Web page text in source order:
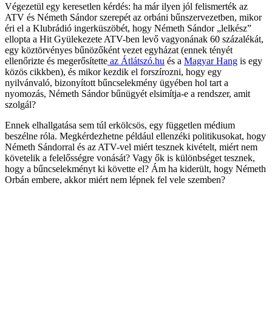
Végezetül egy keresetlen kérdés: ha már ilyen jól felismerték az
ATV és Németh Sándor szerepét az orbáni bűnszervezetben, mikor
éri el a Klubrádió ingerküszöbét, hogy Németh Sándor „lelkész”
ellopta a Hit Gyülekezete ATV-ben levő vagyonának 60 százalékát,
egy köztörvényes bűnözőként vezet egyházat (ennek tényét
ellenőrizte és megerősítette az Átlátszó.hu és a Magyar Hang is egy
közös cikkben), és mikor kezdik el forszírozni, hogy egy
nyilvánvaló, bizonyított bűncselekmény ügyében hol tart a
nyomozás, Németh Sándor bűnügyét elsimítja-e a rendszer, amit
szolgál?
Ennek elhallgatása sem túl erkölcsös, egy független médium
beszélne róla. Megkérdezhetne például ellenzéki politikusokat, hogy
Németh Sándorral és az ATV-vel miért tesznek kivételt, miért nem
követelik a felelősségre vonását? Vagy ők is különbséget tesznek,
hogy a bűncselekményt ki követte el? Ám ha kiderült, hogy Németh
Orbán embere, akkor miért nem lépnek fel vele szemben?